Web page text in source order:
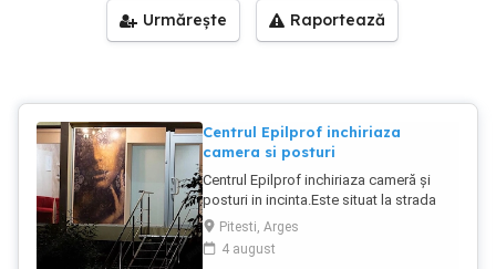
Urmărește Raportează
Centrul Epilprof inchiriaza
camera si posturi
Centrul Epilprof inchiriaza cameră și
posturi in incinta.Este situat la strada
principala,vad auto-pietonal.Este
deschis din 2018.Pentru mai multe
detalii,tel
Pitesti, Arges
4 august